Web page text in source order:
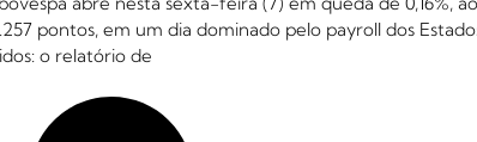
pontos, em um dia dominado pelo payroll dos
o relatório de